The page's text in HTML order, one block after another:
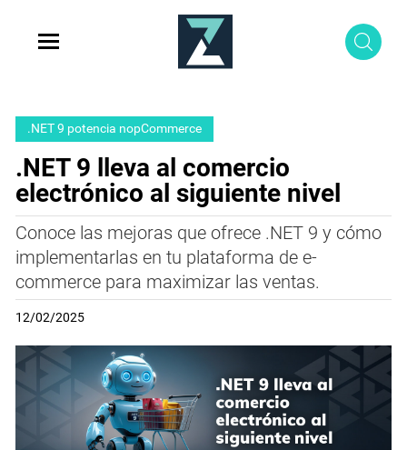
.NET 9 potencia nopCommerce
.NET 9 lleva al comercio
electrónico al siguiente nivel
Conoce las mejoras que ofrece .NET 9 y cómo
implementarlas en tu plataforma de e-
commerce para maximizar las ventas.
12/02/2025